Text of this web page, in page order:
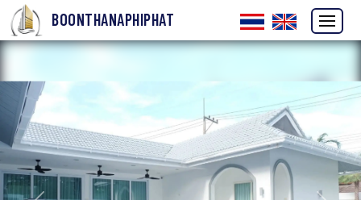
BOONTHANAPHIPHAT